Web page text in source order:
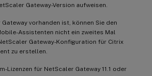
Gateway-Version aufweisen.
Gateway vorhanden ist, können Sie den
Assistenten nicht ein zweites Mal
Gateway-Konfiguration für Citrix
zu erstellen.
Lizenzen für NetScaler Gateway 11.1 oder